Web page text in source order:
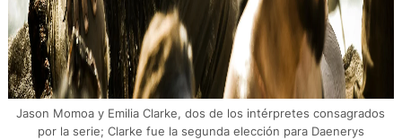
Jason Momoa y Emilia Clarke, dos de los intérpretes consagrados
por la serie; Clarke fue la segunda elección para Daenerys